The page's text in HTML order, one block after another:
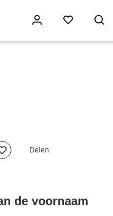
Delen
de voornaam